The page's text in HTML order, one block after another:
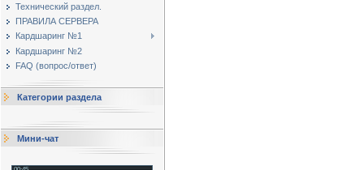
Технический раздел.
ПРАВИЛА СЕРВЕРА
Кардшаринг №1
Кардшаринг №2
FAQ (вопрос/ответ)
Категории раздела
Мини-чат